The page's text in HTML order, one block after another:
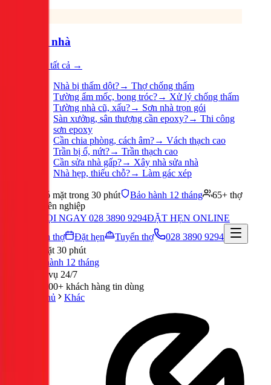
Sửa nhà
Xem tất cả →
Nhà bị thấm dột?→ Thợ chống thấm
Tường ẩm mốc, bong tróc?→ Xử lý chống thấm
Tường nhà cũ, xấu?→ Sơn nhà trọn gói
Sàn xưởng, sân thượng cần epoxy?→ Thi công
sơn epoxy
Cần chia phòng, cách âm?→ Vách thạch cao
Trần bị ố, nứt?→ Trần thạch cao
Cần sửa nhà gấp?→ Xây nhà sửa nhà
Nhà hẹp, thiếu chỗ?→ Làm gác xép
Có mặt trong 30 phút Bảo hành 12 tháng
65+ thợ
chuyên nghiệp
GỌI NGAY 028 3890 9294ĐẶT HẸN ONLINE
Tuyển thợ
Đặt hẹn Tuyển thợ
028 3890 9294
Có mặt 30 phút
Bảo hành 12 tháng
Phục vụ 24/7
300,000+ khách hàng tin dùng
Trang chủ
Khác